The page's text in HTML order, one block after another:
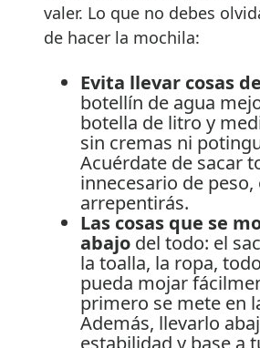
valer. Lo que no debes
de hacer la mochila:
Evita llevar cosas
botellín de agua
botella de litro y
sin cremas ni
Acuérdate de sacar
innecesario de peso,
arrepentirás.
Las cosas que se
abajo del todo: el
la toalla, la ropa,
pueda mojar
primero se mete en
Además, llevarlo
estabilidad y base a